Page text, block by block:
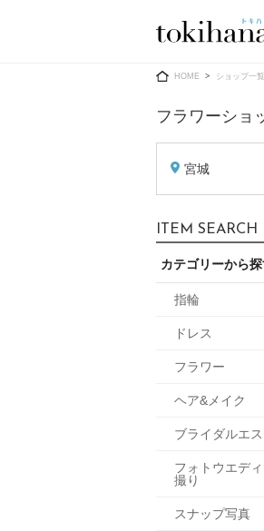
Ring
すべてのアイテム
指輪ショップ一覧
HOME ショップ一覧
フラワーショ
宮城
ITEM SEARCH
カテゴリーから
指輪
ドレス
フラワー
ヘア&メイク
ブライダルエ
フォトウエデ
撮り
スナップ写真